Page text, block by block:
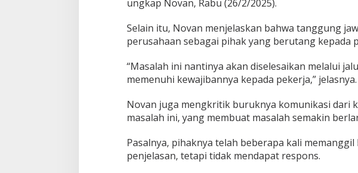
ungkap Novan, Rabu (26/2/2025).
Selain itu, Novan menjelaskan bahwa tanggung
perusahaan sebagai pihak yang berutang kepada
“Masalah ini nantinya akan diselesaikan melalui
memenuhi kewajibannya kepada pekerja,” jelasnya.
Novan juga mengkritik buruknya komunikasi dari
masalah ini, yang membuat masalah semakin
Pasalnya, pihaknya telah beberapa kali
penjelasan, tetapi tidak mendapat respons.